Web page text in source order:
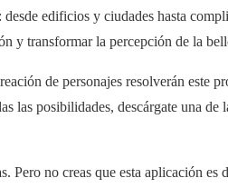
edificios y ciudades hasta
y transformar la percepción de la
de personajes resolverán este
las posibilidades, descárgate una de
Pero no creas que esta aplicación es